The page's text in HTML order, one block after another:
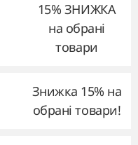
15% ЗНИЖКА
на обрані
товари
Знижка 15% на
обрані товари!